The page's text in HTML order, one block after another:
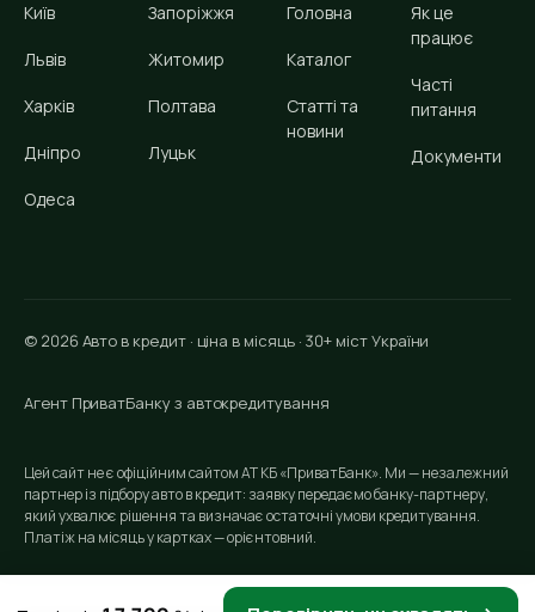
Київ
Львів
Харків
Дніпро
Одеса
Запоріжжя
Житомир
Полтава
Луцьк
Головна
Каталог
Статті та
новини
Як це
працює
Часті
питання
Документи
© 2026 Авто в кредит · ціна в місяць · 30+ міст України
Агент ПриватБанку з автокредитування
Цей сайт не є офіційним сайтом АТ КБ «ПриватБанк». Ми — незалежний
партнер із підбору авто в кредит: заявку передаємо банку-партнеру,
який ухвалює рішення та визначає остаточні умови кредитування.
Платіж на місяць у картках — орієнтовний.